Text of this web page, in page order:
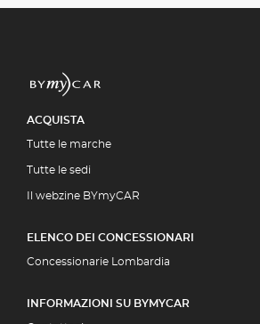
ACQUISTA
Tutte le marche
Tutte le sedi
Il webzine BYmyCAR
ELENCO DEI CONCESSIONARI
Concessionarie Lombardia
INFORMAZIONI SU BYMYCAR